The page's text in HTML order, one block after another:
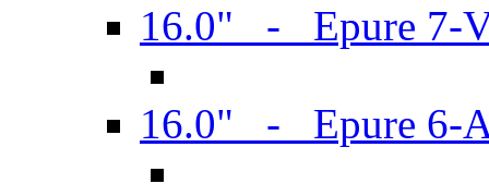
16.0" - Epure 7-
16.0" - Epure 6-